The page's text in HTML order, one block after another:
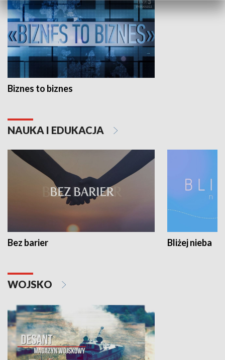
Biznes to biznes
NAUKA I EDUKACJA
Bez barier Bliżej nieba
WOJSKO